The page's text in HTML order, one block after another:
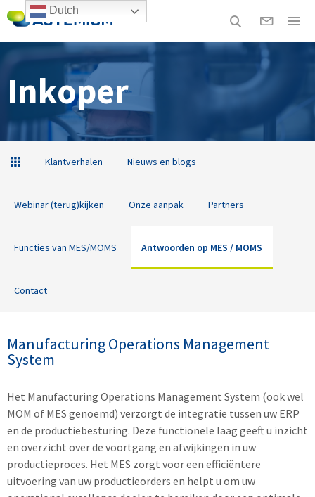
Inkoper
Klantverhalen Nieuws en blogs
Webinar (terug)kijken Onze aanpak Partners
Functies van MES/MOMS Antwoorden op MES / MOMS
Contact
Manufacturing Operations Management
System
Het Manufacturing Operations Management System (ook wel
MOM of MES genoemd) verzorgt de integratie tussen uw ERP
en de productiebesturing. Deze functionele laag geeft u inzicht
en overzicht over de voortgang en afwijkingen in uw
productieproces. Het MES zorgt voor een efficiëntere
uitvoering van uw productieorders en helpt u om uw
Dutch